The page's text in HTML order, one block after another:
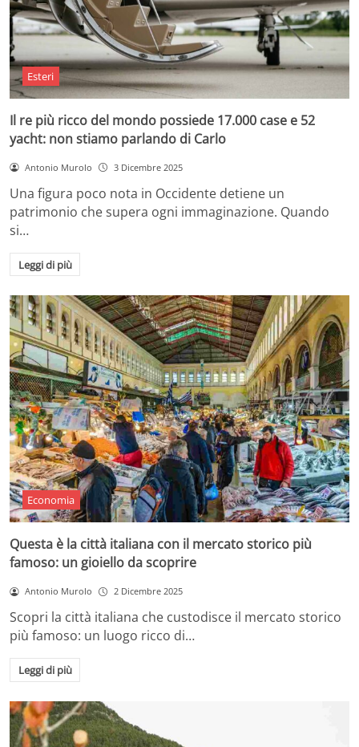
Esteri
Il re più ricco del mondo possiede 17.000 case e 52
yacht: non stiamo parlando di Carlo
Antonio Murolo 3 Dicembre 2025
Una figura poco nota in Occidente detiene un
patrimonio che supera ogni immaginazione. Quando
si…
Leggi di più
Economia
Questa è la città italiana con il mercato storico più
famoso: un gioiello da scoprire
Antonio Murolo 2 Dicembre 2025
Scopri la città italiana che custodisce il mercato storico
più famoso: un luogo ricco di…
Leggi di più